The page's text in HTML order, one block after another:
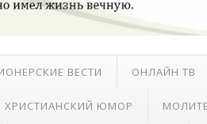
ВЕСТИ ОНЛАЙН ТВ
ХРИСТИАНСКИЙ ЮМОР